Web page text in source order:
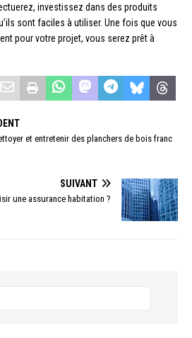
investissez dans des produits
sont faciles à utiliser. Une fois que vous
pour votre projet, vous serez prêt à
et entretenir des planchers de bois franc
SUIVANT
une assurance habitation ?